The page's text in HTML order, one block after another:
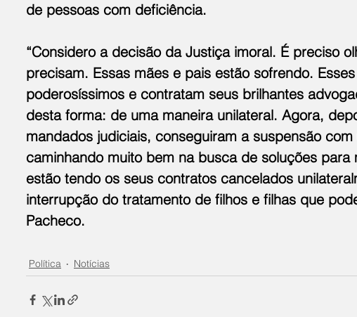
de pessoas com deficiência.
“Considero a decisão da Justiça imoral. É preciso
precisam. Essas mães e pais estão sofrendo.
poderosíssimos e contratam seus brilhantes
desta forma: de uma maneira unilateral. Agora,
mandados judiciais, conseguiram a suspensão
caminhando muito bem na busca de soluções
estão tendo os seus contratos cancelados
interrupção do tratamento de filhos e filhas que
Pacheco.
Política Notícias